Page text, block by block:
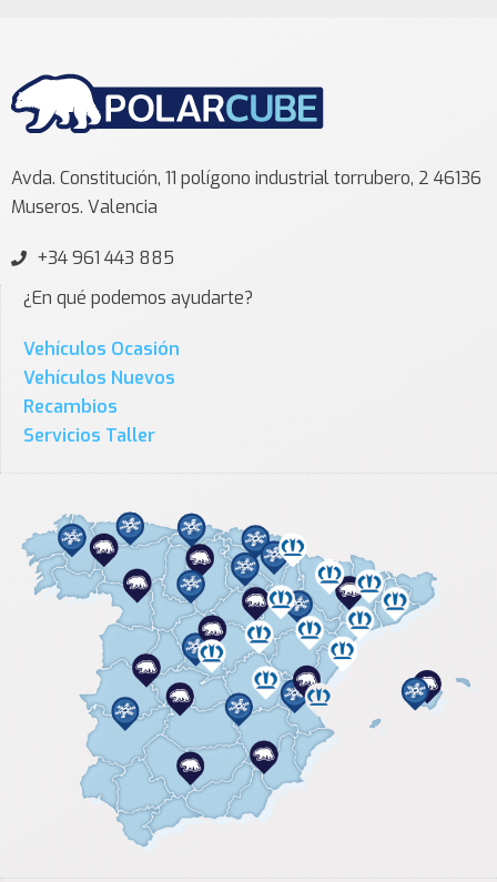
Avda. Constitución, 11 polígono industrial torrubero, 2 46136
Museros. Valencia
+34 961 443 885
¿En qué podemos ayudarte?
Vehículos Ocasión
Vehículos Nuevos
Recambios
Servicios Taller